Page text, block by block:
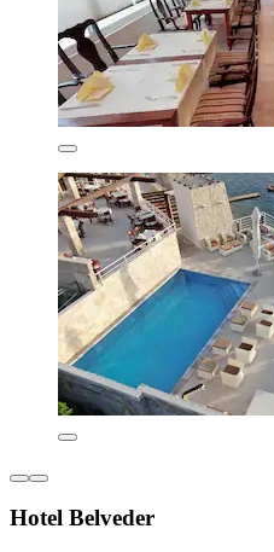
Hotel Belveder